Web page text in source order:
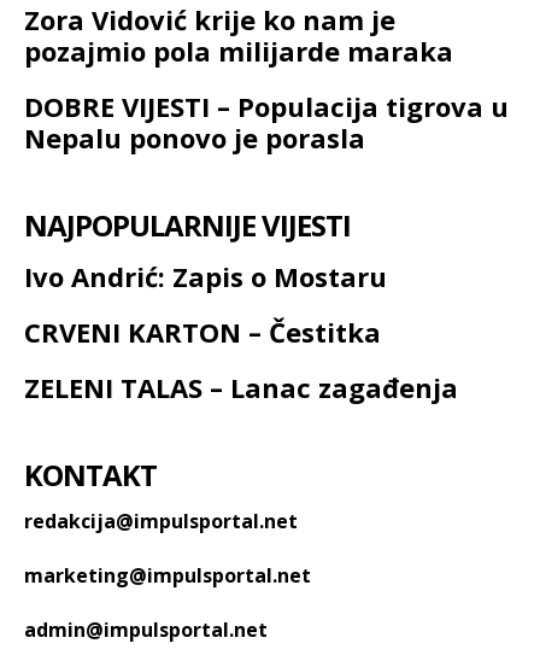
Zora Vidović krije ko nam je
pozajmio pola milijarde maraka
DOBRE VIJESTI – Populacija tigrova u
Nepalu ponovo je porasla
NAJPOPULARNIJE VIJESTI
Ivo Andrić: Zapis o Mostaru
CRVENI KARTON – Čestitka
ZELENI TALAS – Lanac zagađenja
KONTAKT
redakcija@impulsportal.net
marketing@impulsportal.net
admin@impulsportal.net